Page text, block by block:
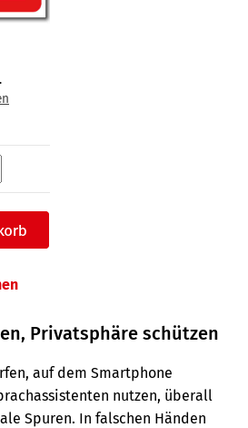
Privatsphäre schützen
auf dem Smartphone
nutzen, überall
Spuren. In falschen Händen